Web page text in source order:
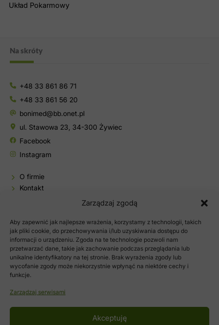
Zarządzaj zgodą
Aby zapewnić jak najlepsze wrażenia, korzystamy z technologii, takich
jak pliki cookie, do przechowywania i/lub uzyskiwania dostępu do
informacji o urządzeniu. Zgoda na te technologie pozwoli nam
przetwarzać dane, takie jak zachowanie podczas przeglądania lub
unikalne identyfikatory na tej stronie. Brak wyrażenia zgody lub
wycofanie zgody może niekorzystnie wpłynąć na niektóre cechy i
funkcje.
Zarządzaj serwisami
Akceptuję
Układ Pokarmowy
Na skróty
+48 33 861 86 71
+48 33 861 56 20
bonimed@bb.onet.pl
ul. Stawowa 23, 34-300 Żywiec
Facebook
Instagram
O firmie
Kontakt
Moje konto
Polityka prywatności
Regulamin sklepu